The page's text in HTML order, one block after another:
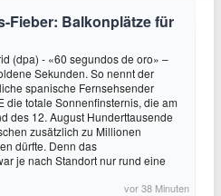
Fieber: Balkonplätze für
(dpa) - «60 segundos de oro» –
Sekunden. So nennt der
spanische Fernsehsender
die totale Sonnenfinsternis, die am
des 12. August Hunderttausende
zusätzlich zu Millionen
dürfte. Denn das
je nach Standort nur rund eine
vor 38 Minuten